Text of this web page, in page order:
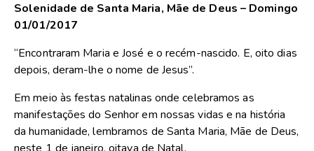
Solenidade de Santa Maria, Mãe de Deus – Domingo
01/01/2017
“Encontraram Maria e José e o recém-nascido. E, oito dias
depois, deram-lhe o nome de Jesus”.
Em meio às festas natalinas onde celebramos as
manifestações do Senhor em nossas vidas e na história
da humanidade, lembramos de Santa Maria, Mãe de Deus,